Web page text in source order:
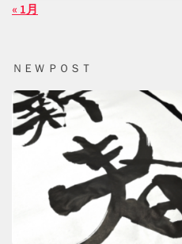
« 1月
ＮＥＷ ＰＯＳＴ